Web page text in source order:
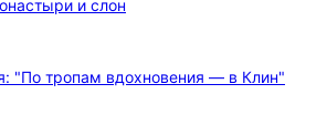
и слон